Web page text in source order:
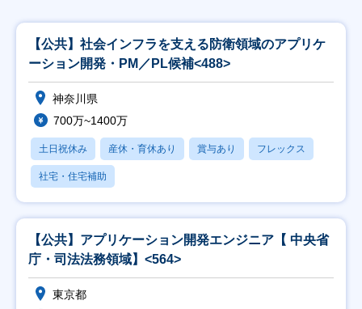
【公共】社会インフラを支える防衛領域のアプリケ
ーション開発・PM／PL候補<488>
神奈川県
700万~1400万
土日祝休み 産休・育休あり 賞与あり フレックス
社宅・住宅補助
【公共】アプリケーション開発エンジニア【 中央省
庁・司法法務領域】<564>
東京都